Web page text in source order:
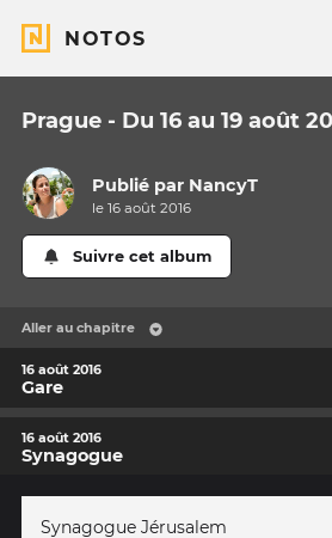
NOTOS
Prague - Du 16 au 19 août
Publié par NancyT
le 16 août 2016
Suivre cet album
Aller au chapitre
16 août 2016
Gare
16 août 2016
Synagogue
Synagogue Jérusalem